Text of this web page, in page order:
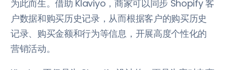
为此而生。借助 Klaviyo，商家可以同步 Shopify 客
户数据和购买历史记录，从而根据客户的购买历史
记录、购买金额和行为等信息，开展高度个性化的
营销活动。